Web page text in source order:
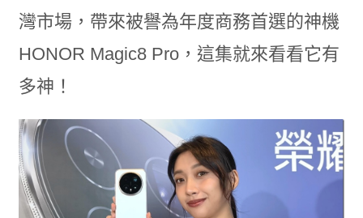
灣市場，帶來被譽為年度商務首選的神機
HONOR Magic8 Pro，這集就來看看它有
多神！